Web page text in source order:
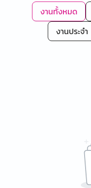
งานทั้งหมด
งานประจำ